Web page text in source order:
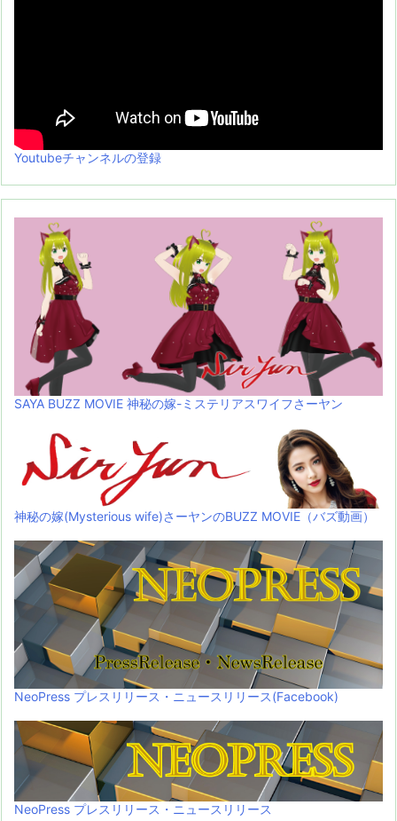
Youtubeチャンネルの登録
SAYA BUZZ MOVIE 神秘の嫁-ミステリアスワイフさーヤン
神秘の嫁(Mysterious wife)さーヤンのBUZZ MOVIE（バズ動画）
NeoPress プレスリリース・ニュースリリース(Facebook)
NeoPress プレスリリース・ニュースリリース